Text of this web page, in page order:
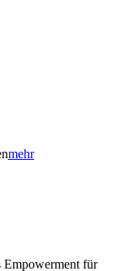
mehr
Empowerment für